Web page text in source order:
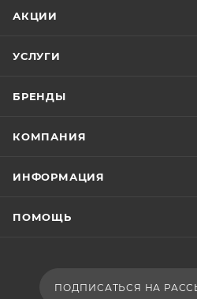
АКЦИИ
УСЛУГИ
БРЕНДЫ
КОМПАНИЯ
ИНФОРМАЦИЯ
ПОМОЩЬ
ПОДПИСАТЬСЯ НА